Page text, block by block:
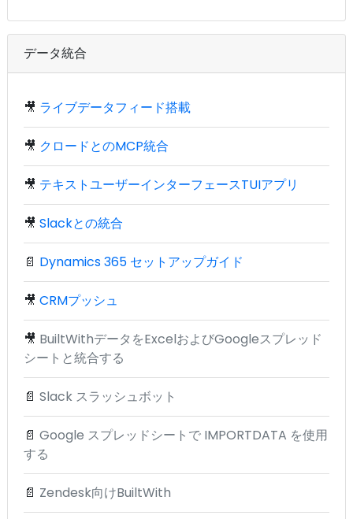
データ統合
🎥 ライブデータフィード搭載
🎥 クロードとのMCP統合
🎥 テキストユーザーインターフェースTUIアプリ
🎥 Slackとの統合
📄 Dynamics 365 セットアップガイド
🎥 CRMプッシュ
🎥 BuiltWithデータをExcelおよびGoogleスプレッド
シートと統合する
📄 Slack スラッシュボット
📄 Google スプレッドシートで IMPORTDATA を使用
する
📄 Zendesk向けBuiltWith